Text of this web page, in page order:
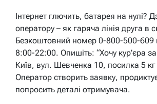
Інтернет глючить, батарея на нулі?
оператору – як гаряча лінія друга в
Безкоштовний номер 0-800-500-
8:00-22:00. Опишіть: “Хочу кур’єра
Київ, вул. Шевченка 10, посилка 5
Оператор створить заявку,
попросить деталі отримувача.